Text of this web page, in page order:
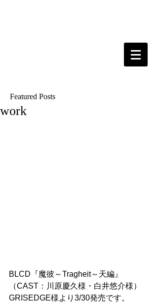
Featured Posts
work
BLCD『魔彼～Tragheit～天編』
（CAST：川原慶久様・白井悠介様）
GRISEDGE様より3/30発売です。